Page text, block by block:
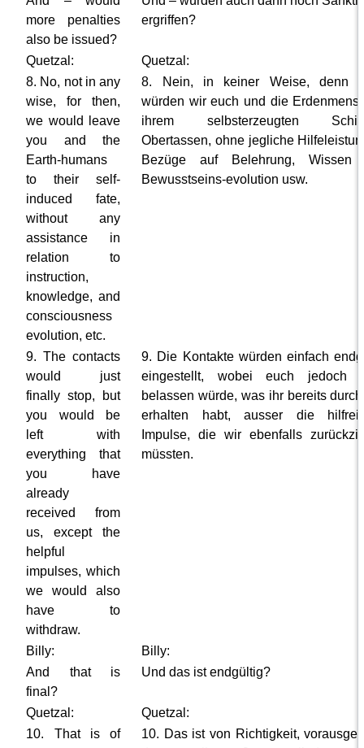
more penalties
also be issued?
ergriffen?
Quetzal:
Quetzal:
8. No, not in any
wise, for then,
we would leave
you and the
Earth-humans
to their self-
induced fate,
without any
assistance in
relation to
instruction,
knowledge, and
consciousness
evolution, etc.
8. Nein, in keiner Weise, denn
würden wir euch und die
ihrem selbsterzeugten
Obertassen, ohne jegliche
Bezüge auf Belehrung, Wissen
Bewusstseins-evolution usw.
9. The contacts
would just
finally stop, but
you would be
left with
everything that
you have
already
received from
us, except the
helpful
impulses, which
we would also
have to
withdraw.
9. Die Kontakte würden einfach
eingestellt, wobei euch jedoch
belassen würde, was ihr bereits
erhalten habt, ausser die
Impulse, die wir ebenfalls
müssten.
Billy:
Billy:
And that is
final?
Und das ist endgültig?
Quetzal:
Quetzal:
10. That is of
10. Das ist von Richtigkeit,